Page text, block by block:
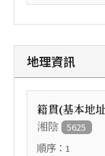
地理資訊
籍貫(基本地
湘陰 5625
順序： 1